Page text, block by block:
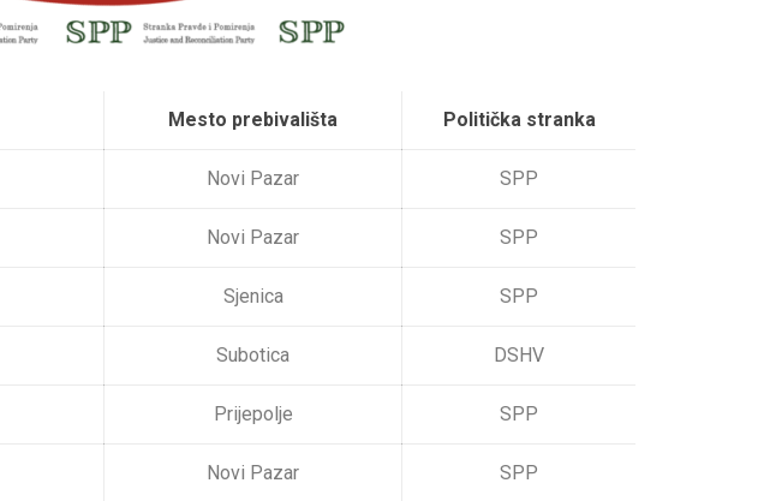
Mesto prebivališta Politička stranka
Novi Pazar SPP
Novi Pazar SPP
Sjenica SPP
Subotica DSHV
Prijepolje SPP
Novi Pazar SPP